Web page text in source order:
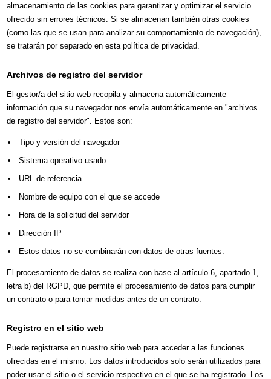
almacenamiento de las cookies para garantizar y optimizar el servicio
ofrecido sin errores técnicos. Si se almacenan también otras cookies
(como las que se usan para analizar su comportamiento de navegación),
se tratarán por separado en esta política de privacidad.
Archivos de registro del servidor
El gestor/a del sitio web recopila y almacena automáticamente
información que su navegador nos envía automáticamente en "archivos
de registro del servidor". Estos son:
Tipo y versión del navegador
Sistema operativo usado
URL de referencia
Nombre de equipo con el que se accede
Hora de la solicitud del servidor
Dirección IP
Estos datos no se combinarán con datos de otras fuentes.
El procesamiento de datos se realiza con base al artículo 6, apartado 1,
letra b) del RGPD, que permite el procesamiento de datos para cumplir
un contrato o para tomar medidas antes de un contrato.
Registro en el sitio web
Puede registrarse en nuestro sitio web para acceder a las funciones
ofrecidas en el mismo. Los datos introducidos solo serán utilizados para
poder usar el sitio o el servicio respectivo en el que se ha registrado. Los